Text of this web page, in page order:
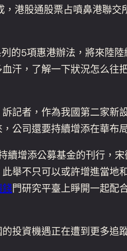
港股通股票占噴鼻港聯
5項惠港辦法，將來陸陸
汗，了解一下狀況怎么往
記者，作為我國第二家新
公司還要持續增添在華布
續增添公募基金的刊行，
舉不只可以或許增進當地
錢門研究平臺上睜開一起配
資機遇正在遭到更多追